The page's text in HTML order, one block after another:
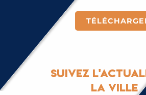
Suivez
la ville